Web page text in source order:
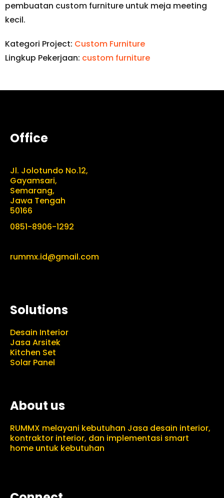
pembuatan custom furniture untuk meja meeting
kecil.
Kategori Project: Custom Furniture
Lingkup Pekerjaan: custom furniture
Office
Jl. Jolotundo No.12,
Gayamsari,
Semarang,
Jawa Tengah
50166
0851-8906-1292
rummx.id@gmail.com
Solutions
Desain Interior
Jasa Arsitek
Kitchen Set
Solar Panel
About us
RUMMX melayani kebutuhan Jasa desain interior,
kontraktor interior, dan implementasi smart
home untuk kebutuhan